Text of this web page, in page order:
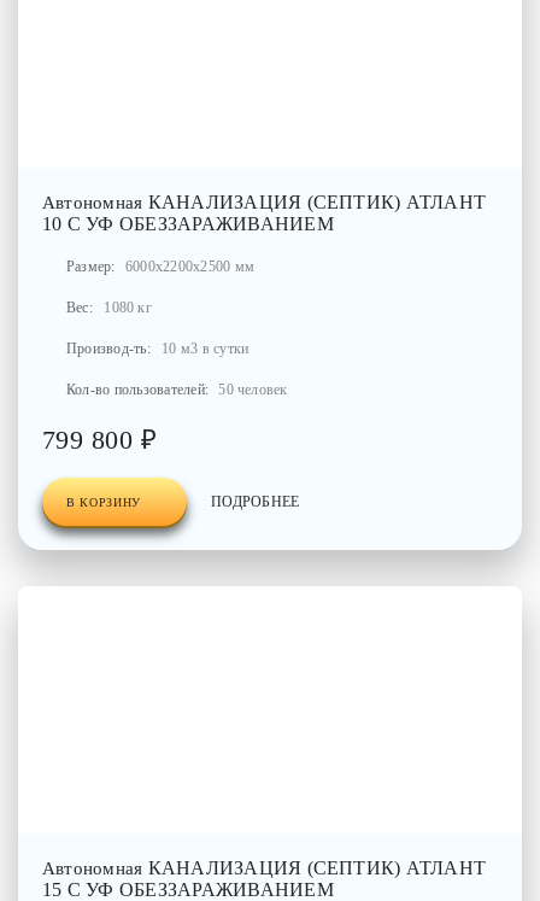
Автономная КАНАЛИЗАЦИЯ (СЕПТИК) АТЛАНТ
10 С УФ ОБЕЗЗАРАЖИВАНИЕМ
Размер: 6000x2200x2500 мм
Вес: 1080 кг
Производ-ть: 10 м3 в сутки
Кол-во пользователей: 50 человек
799 800 ₽
В КОРЗИНУ ПОДРОБНЕЕ
Автономная КАНАЛИЗАЦИЯ (СЕПТИК) АТЛАНТ
15 С УФ ОБЕЗЗАРАЖИВАНИЕМ